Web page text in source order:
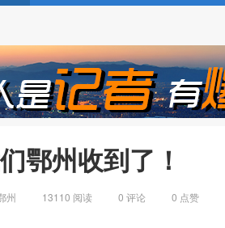
鄂州收到了！
州 13110 阅读 0 评论 0 点赞